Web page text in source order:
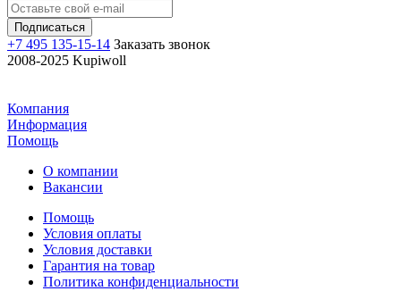
+7 495 135-15-14 Заказать звонок
2008-2025 Kupiwoll
Компания
Информация
Помощь
О компании
Вакансии
Помощь
Условия оплаты
Условия доставки
Гарантия на товар
Политика конфиденциальности